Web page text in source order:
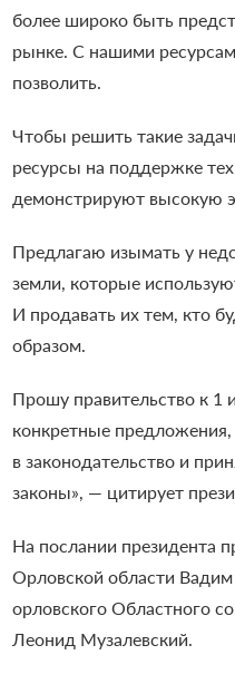
более широко быть
рынке. С нашими
позволить.
Чтобы решить такие
ресурсы на поддержке
демонстрируют высокую
Предлагаю изымать у
земли, которые
И продавать их тем, кто
образом.
Прошу правительство к 1
конкретные
в законодательство и
законы», — цитирует
На послании президента
Орловской области
орловского Областного
Леонид Музалевский.